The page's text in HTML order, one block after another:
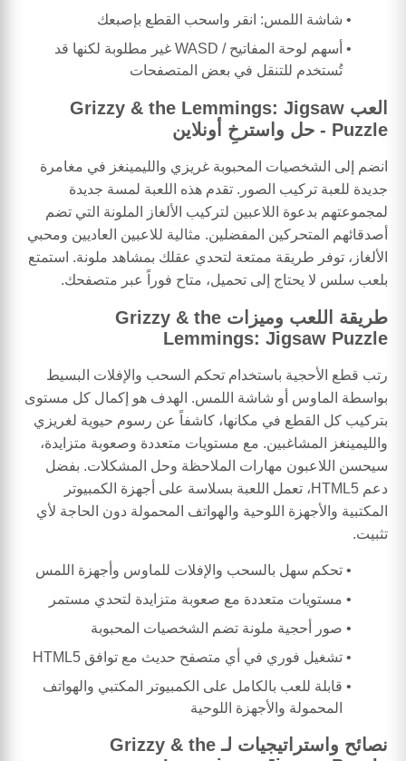
شاشة اللمس: انقر واسحب القطع بإصبعك
أسهم لوحة المفاتيح / WASD غير مطلوبة لكنها قد
تُستخدم للتنقل في بعض المتصفحات
العب Grizzy & the Lemmings: Jigsaw
Puzzle - حل واسترخِ أونلاين
انضم إلى الشخصيات المحبوبة غريزي والليمينغز في مغامرة
جديدة للعبة تركيب الصور. تقدم هذه اللعبة لمسة جديدة
لمجموعتهم بدعوة اللاعبين لتركيب الألغاز الملونة التي تضم
أصدقائهم المتحركين المفضلين. مثالية للاعبين العاديين ومحبي
الألغاز، توفر طريقة ممتعة لتحدي عقلك بمشاهد ملونة. استمتع
بلعب سلس لا يحتاج إلى تحميل، متاح فوراً عبر متصفحك.
طريقة اللعب وميزات Grizzy & the
Lemmings: Jigsaw Puzzle
رتب قطع الأحجية باستخدام تحكم السحب والإفلات البسيط
بواسطة الماوس أو شاشة اللمس. الهدف هو إكمال كل مستوى
بتركيب كل القطع في مكانها، كاشفاً عن رسوم حيوية لغريزي
والليمينغز المشاغبين. مع مستويات متعددة وصعوبة متزايدة،
سيحسن اللاعبون مهارات الملاحظة وحل المشكلات. بفضل
دعم HTML5، تعمل اللعبة بسلاسة على أجهزة الكمبيوتر
المكتبية والأجهزة اللوحية والهواتف المحمولة دون الحاجة لأي
تثبيت.
تحكم سهل بالسحب والإفلات للماوس وأجهزة اللمس
مستويات متعددة مع صعوبة متزايدة لتحدي مستمر
صور أحجية ملونة تضم الشخصيات المحبوبة
تشغيل فوري في أي متصفح حديث مع توافق HTML5
قابلة للعب بالكامل على الكمبيوتر المكتبي والهواتف
المحمولة والأجهزة اللوحية
نصائح واستراتيجيات لـ Grizzy & the